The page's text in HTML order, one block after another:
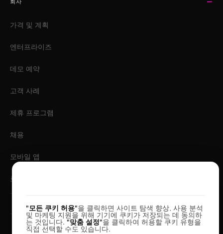
가격 및 계획
엔터프라이즈
데모 예약
고객 사례
제휴 프로그램
채용
모바일 앱
로그인
© 2026 DesignerBox.
"모든 쿠키 허용"을 클릭하면 사이트 탐색 향상, 사용 분석
및 마케팅 지원을 위해 기기에 쿠키가 저장되는 데 동의하
는 것입니다. "맞춤 설정"을 클릭하여 허용할 쿠키 유형을
직접 선택할 수도 있습니다.